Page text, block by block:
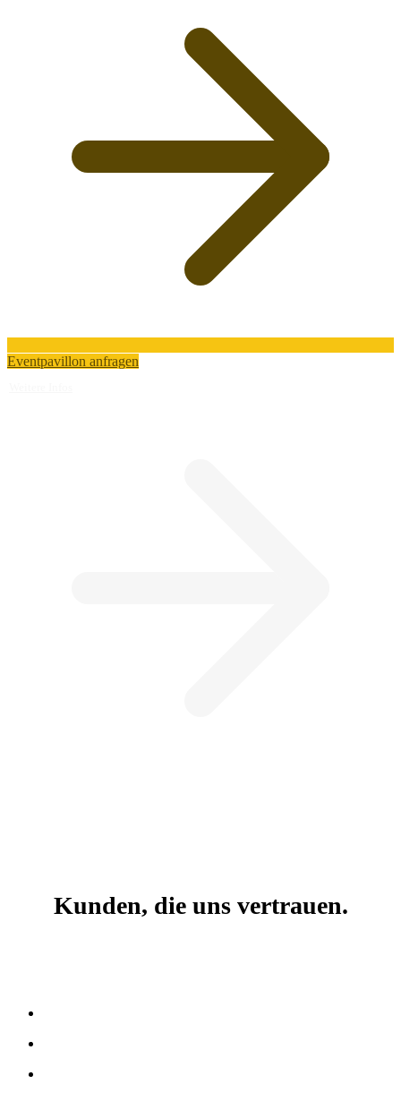
Eventpavillon anfragen
Kunden, die uns vertrauen.